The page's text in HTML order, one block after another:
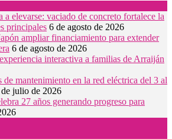
a elevarse: vaciado de concreto fortalece la
principales 6 de agosto de 2026
ampliar financiamiento para extender
6 de agosto de 2026
interactiva a familias de Arraiján
de mantenimiento en la red eléctrica del 3 al
julio de 2026
27 años generando progreso para